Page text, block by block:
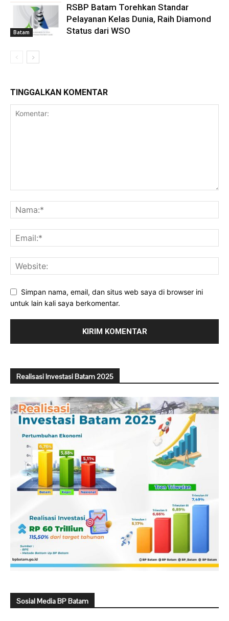
Batam
RSBP Batam Torehkan Standar
Pelayanan Kelas Dunia, Raih Diamond
Status dari WSO
TINGGALKAN KOMENTAR
Simpan nama, email, dan situs web saya di browser ini
untuk lain kali saya berkomentar.
Realisasi Investasi Batam 2025
Sosial Media BP Batam